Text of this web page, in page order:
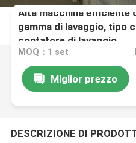
Alta macchina efficiente
gamma di lavaggio, tipo
contatore di lavaggio
MOQ：1 set
Miglior prezzo
DESCRIZIONE DI